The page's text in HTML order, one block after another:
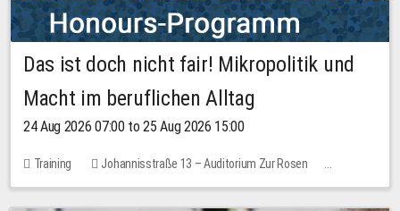
Das ist doch nicht fair! Mikropolitik und
Macht im beruflichen Alltag
24 Aug 2026 07:00 to 25 Aug 2026 15:00
Training
Johannisstraße 13 – Auditorium Zur Rosen
No free places